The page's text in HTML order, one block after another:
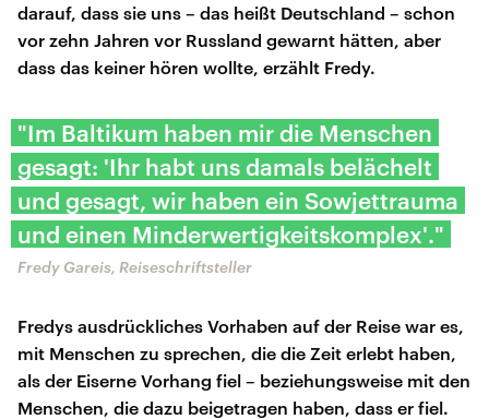
darauf, dass sie uns – das heißt Deutschland – schon
vor zehn Jahren vor Russland gewarnt hätten, aber
dass das keiner hören wollte, erzählt Fredy.
"Im Baltikum haben mir die Menschen
gesagt: 'Ihr habt uns damals belächelt
und gesagt, wir haben ein Sowjettrauma
und einen Minderwertigkeitskomplex'."
Fredy Gareis, Reiseschriftsteller
Fredys ausdrückliches Vorhaben auf der Reise war es,
mit Menschen zu sprechen, die die Zeit erlebt haben,
als der Eiserne Vorhang fiel – beziehungsweise mit den
Menschen, die dazu beigetragen haben, dass er fiel.